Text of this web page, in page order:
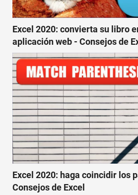
Tabla dinámica
TechTV
Rápido
Excel 2020: convierta su libro
aplicación web - Consejos de
Excel 2020: haga coincidir los
Consejos de Excel